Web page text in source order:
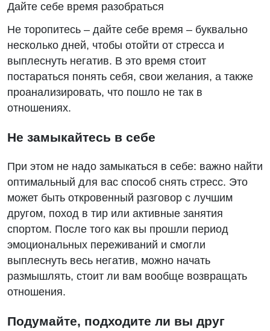
Дайте себе время разобраться
Не торопитесь – дайте себе время – буквально
несколько дней, чтобы отойти от стресса и
выплеснуть негатив. В это время стоит
постараться понять себя, свои желания, а также
проанализировать, что пошло не так в
отношениях.
Не замыкайтесь в себе
При этом не надо замыкаться в себе: важно найти
оптимальный для вас способ снять стресс. Это
может быть откровенный разговор с лучшим
другом, поход в тир или активные занятия
спортом. После того как вы прошли период
эмоциональных переживаний и смогли
выплеснуть весь негатив, можно начать
размышлять, стоит ли вам вообще возвращать
отношения.
Подумайте, подходите ли вы друг